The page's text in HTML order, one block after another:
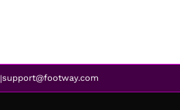
|support@footway.com